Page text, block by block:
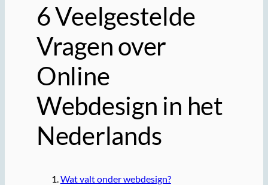
6 Veelgestelde
Vragen over
Online
Webdesign in het
Nederlands
Wat valt onder webdesign?